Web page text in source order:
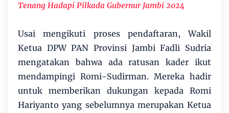
Tenang Hadapi Pilkada Gubernur Jambi 2024
Usai mengikuti proses pendaftaran, Wakil
Ketua DPW PAN Provinsi Jambi Fadli Sudria
mengatakan bahwa ada ratusan kader ikut
mendampingi Romi-Sudirman. Mereka hadir
untuk memberikan dukungan kepada Romi
Hariyanto yang sebelumnya merupakan Ketua